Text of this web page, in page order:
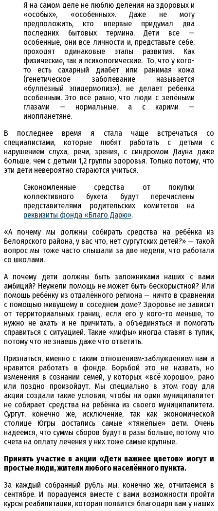
Я на самом деле не люблю деления на здоровых и
«особых», «особенных». Даже не могу
предположить, кто впервые придумал два
последних бытовых термина. Дети все —
особенные, они все личности и, представьте себе,
проходят одинаковые этапы развития. Как
физические, так и психологические. То, что у кого-
то есть сахарный диабет или ранимая кожа
(генетическое заболевание называется
«буллёзный эпидермолиз»), не делает ребёнка
особенным. Это всё равно, что люди с зелёными
глазами — нормальные, а с карими —
инопланетяне.
В последнее время я стала чаще встречаться со
специалистами, которые любят работать с детьми с
нарушением слуха, речи, зрения, с синдромом Дауна даже
больше, чем с детьми 1,2 группы здоровья. Только потому, что
эти дети невероятно стараются учиться.
Сэкономленные средства от покупки
коллективного букета будут перечислены
представителями родительских комитетов на
реквизиты фонда «Благо Дарю».
«А почему мы должны собирать средства на ребёнка из
Белоярского района, у вас что, нет сургутских детей?» — такой
вопрос мы тоже часто слышали за две недели, что работали
со школами.
А почему дети должны быть заложниками наших с вами
амбиций? Неужели помощь не может быть бескорыстной? Или
помощь ребёнку из отдалённого региона — ничто в сравнении
с помощью живущему в соседнем доме? Здоровье не зависит
от территориальных границ, если его у кого-то меньше, то
нужно не ахать и не причитать, а объединяться и помогать
справиться с ситуацией. Такие «мифы» иногда ставят в тупик,
потому что не знаешь даже что ответить.
Признаться, именно с таким отношением-заблуждением нам и
нравится работать в фонде. Борьбой это не назвать, но
изменения в сознании семей, у которых «всё хорошо», рано
или поздно произойдут. Мы специально в этом году для
акции создали такие условия, чтобы ни один муниципалитет
не собирает средства на ребёнка из своего муниципалитета.
Сургут, конечно же, исключение, так как экономической
столице Югры достались самые «тяжёлые» дети. Очень
надеемся, что суммы сборов будут в разы больше, потому что
счета на оплату лечения у них тоже самые крупные.
Принять участие в акции «Дети важнее цветов» могут и
простые люди, жители любого населённого пункта.
За каждый собранный рубль мы, конечно же, отчитаемся в
сентябре. И порадуемся вместе с вами возможности пройти
курсы реабилитации, которая появится благодаря вам у наших